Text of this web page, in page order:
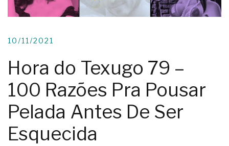
10/11/2021
Hora do Texugo 79 –
100 Razões Pra Pousar
Pelada Antes De Ser
Esquecida